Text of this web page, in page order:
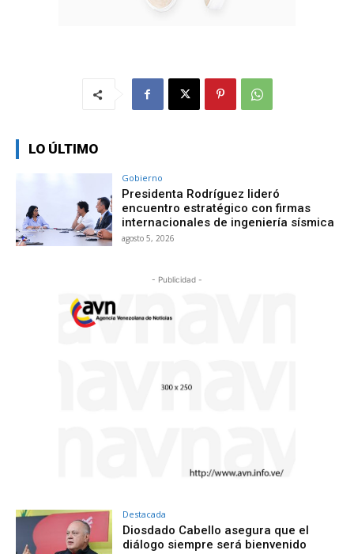
LO ÚLTIMO
Gobierno
Presidenta Rodríguez lideró
encuentro estratégico con firmas
internacionales de ingeniería sísmica
agosto 5, 2026
- Publicidad -
Destacada
Diosdado Cabello asegura que el
diálogo siempre será bienvenido